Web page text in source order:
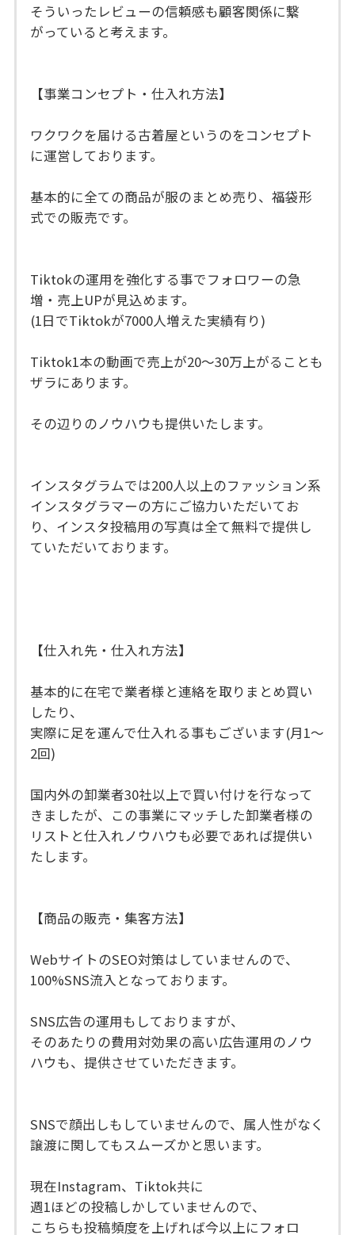
そういったレビューの信頼感も顧客関係に繋
がっていると考えます。
【事業コンセプト・仕入れ方法】
ワクワクを届ける古着屋というのをコンセプト
に運営しております。
基本的に全ての商品が服のまとめ売り、福袋形
式での販売です。
Tiktokの運用を強化する事でフォロワーの急
増・売上UPが見込めます。
(1日でTiktokが7000人増えた実績有り)
Tiktok1本の動画で売上が20〜30万上がることも
ザラにあります。
その辺りのノウハウも提供いたします。
インスタグラムでは200人以上のファッション系
インスタグラマーの方にご協力いただいてお
り、インスタ投稿用の写真は全て無料で提供し
ていただいております。
【仕入れ先・仕入れ方法】
基本的に在宅で業者様と連絡を取りまとめ買い
したり、
実際に足を運んで仕入れる事もございます(月1〜
2回)
国内外の卸業者30社以上で買い付けを行なって
きましたが、この事業にマッチした卸業者様の
リストと仕入れノウハウも必要であれば提供い
たします。
【商品の販売・集客方法】
WebサイトのSEO対策はしていませんので、
100%SNS流入となっております。
SNS広告の運用もしておりますが、
そのあたりの費用対効果の高い広告運用のノウ
ハウも、提供させていただきます。
SNSで顔出しもしていませんので、属人性がなく
譲渡に関してもスムーズかと思います。
現在Instagram、Tiktok共に
週1ほどの投稿しかしていませんので、
こちらも投稿頻度を上げれば今以上にフォロ